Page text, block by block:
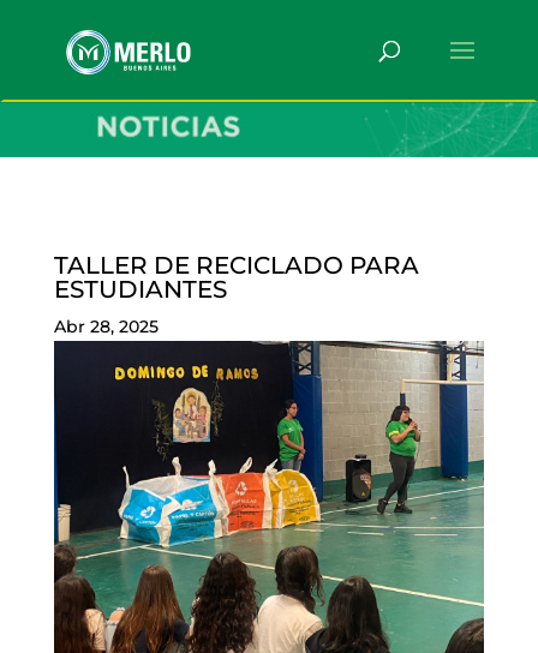
TALLER DE RECICLADO PARA
ESTUDIANTES
Abr 28, 2025